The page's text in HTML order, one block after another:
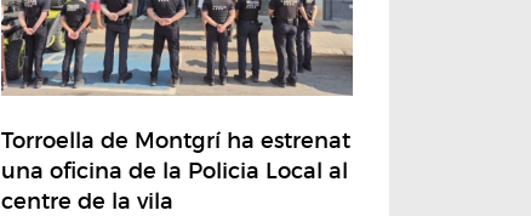
Torroella de Montgrí ha estrenat
una oficina de la Policia Local al
centre de la vila